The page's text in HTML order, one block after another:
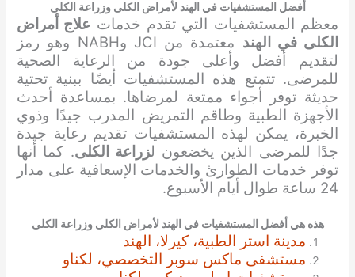
أفضل المستشفيات في الهند لأمراض الكلى وزراعة الكلى
معظم المستشفيات التي تقدم خدمات علاج أمراض
الكلى في الهند
معتمدة من JCI وNABH وهو رمز
لتقديم أفضل وأعلى جودة من الرعاية الصحية
للمرضى. تتمتع هذه المستشفيات أيضًا ببنية تحتية
حديثة توفر أجواء ممتعة لمرضاها. بمساعدة أحدث
الأجهزة الطبية وطاقم التمريض المدرب جيدًا وذوي
الخبرة، يمكن لهذه المستشفيات تقديم رعاية جيدة
جدًا للمرضى الذين يخضعون لزراعة الكلى. كما أنها
توفر خدمات الطوارئ والخدمات الإسعافية على مدار
24 ساعة طوال أيام الأسبوع.
هذه هي أفضل المستشفيات في الهند لأمراض الكلى وزراعة الكلى
مدينة استر الطبية، كيرلا، الهند
مستشفى ماكس سوبر التخصصي، لكناو